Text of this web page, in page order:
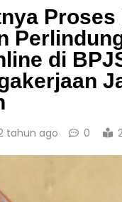
Proses
di
tahun ago 0